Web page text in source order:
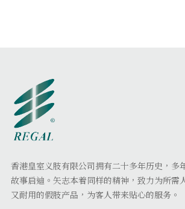
香港皇室义肢有限公司拥有二十多年历史，多
故事启迪。矢志本着同样的精神，致力为所需
又耐用的假肢产品，为客人带来贴心的服务。